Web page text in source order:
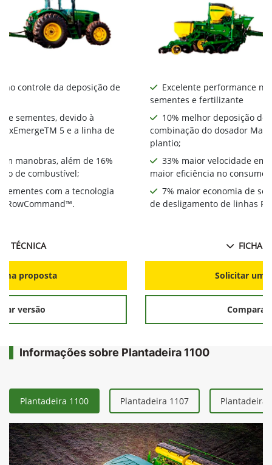
no controle da deposição de
sementes, devido à
5 e a linha de
manobras, além de 16%
de combustível;
com a tecnologia
RowCommand™.
TÉCNICA
proposta
versão
Excelente performance
sementes e fertilizante
10% melhor deposição de
combinação do dosador
plantio;
33% maior velocidade em
maior eficiência no consumo
7% maior economia de
de desligamento de linhas
FICHA
Solicitar
Comparar
Informações sobre Plantadeira 1100
Plantadeira 1100 Plantadeira 1107 Plantadeira